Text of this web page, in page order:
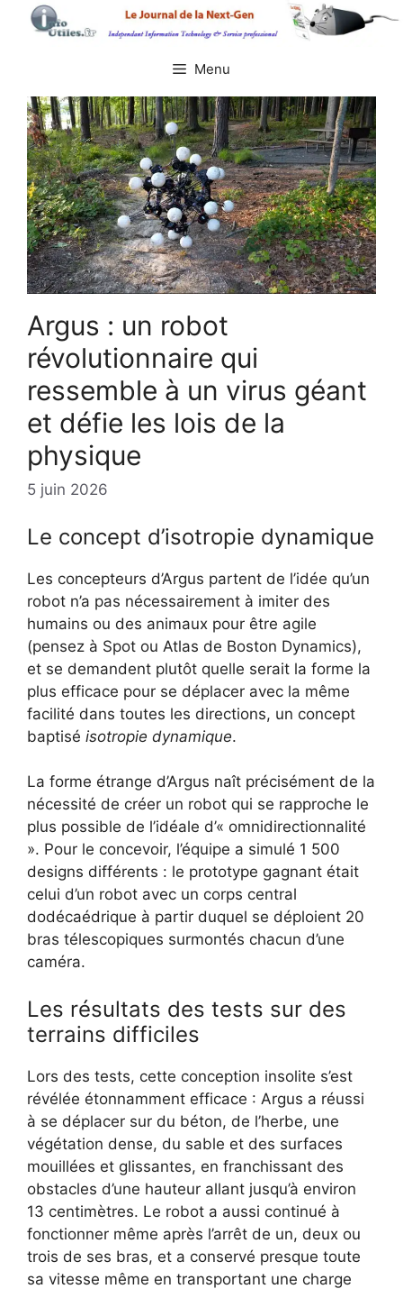
Aller
Menu
Argus : un robot
révolutionnaire qui
ressemble à un virus géant
et défie les lois de la
physique
5 juin 2026
Le concept d’isotropie dynamique
Les concepteurs d’Argus partent de l’idée qu’un
robot n’a pas nécessairement à imiter des
humains ou des animaux pour être agile
(pensez à Spot ou Atlas de Boston Dynamics),
et se demandent plutôt quelle serait la forme la
plus efficace pour se déplacer avec la même
facilité dans toutes les directions, un concept
baptisé isotropie dynamique.
La forme étrange d’Argus naît précisément de la
nécessité de créer un robot qui se rapproche le
plus possible de l’idéale d’« omnidirectionnalité
». Pour le concevoir, l’équipe a simulé 1 500
designs différents : le prototype gagnant était
celui d’un robot avec un corps central
dodécaédrique à partir duquel se déploient 20
bras télescopiques surmontés chacun d’une
caméra.
Les résultats des tests sur des
terrains difficiles
Lors des tests, cette conception insolite s’est
révélée étonnamment efficace : Argus a réussi
à se déplacer sur du béton, de l’herbe, une
végétation dense, du sable et des surfaces
mouillées et glissantes, en franchissant des
obstacles d’une hauteur allant jusqu’à environ
13 centimètres. Le robot a aussi continué à
fonctionner même après l’arrêt de un, deux ou
trois de ses bras, et a conservé presque toute
sa vitesse même en transportant une charge